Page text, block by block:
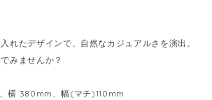
れたデザインで、自然なカジュアルさを演出。
みませんか？
横 380mm、幅(マチ)110mm